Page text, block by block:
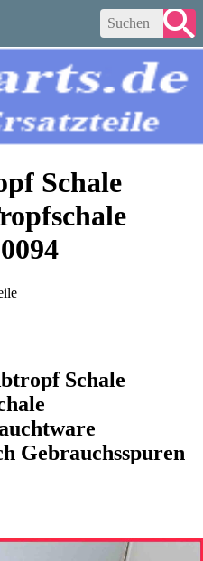
Schale
Schale
Gebrauchsspuren